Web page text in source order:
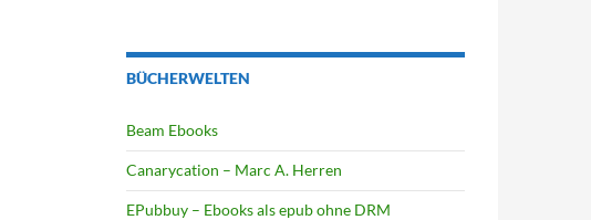
BÜCHERWELTEN
Beam Ebooks
Canarycation – Marc A. Herren
EPubbuy – Ebooks als epub ohne DRM